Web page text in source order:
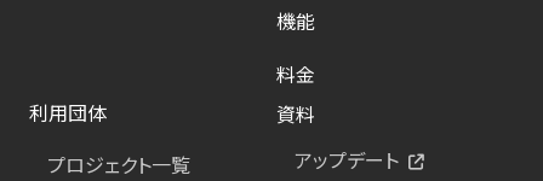
機能
料金
利用団体
プロジェクト一覧
資料
アップデート